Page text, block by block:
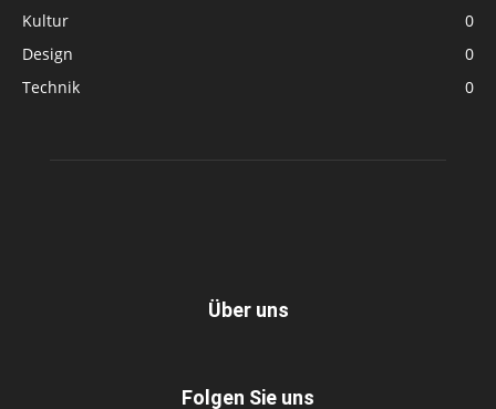
Kultur
0
Design
0
Technik
0
Über uns
Folgen Sie uns